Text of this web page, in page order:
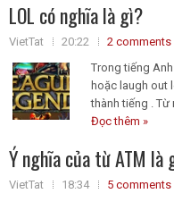
LOL có nghĩa là gì?
VietTat 20:22
2 comments
Trong tiếng
hoặc laugh out
thành tiếng . Từ
Đọc thêm »
Ý nghĩa của từ ATM là
VietTat 18:34
5 comments